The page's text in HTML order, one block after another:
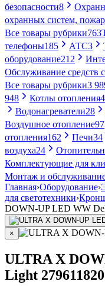
безопасности8
охранных систем,
Все товары рубрики763
телефоны185 АТС3
оборудование212
Обслуживание средств
Все товары рубрики3
948
Котлы отопления
Водонагреватели28
Воздушное отопление97
отопления162 Печи34
воздуха24
Комплектующие для
Монтаж и
Главная›Оборудование›
для светотехники›
DOWN-UP LED WW
×
ULTRA X
Light